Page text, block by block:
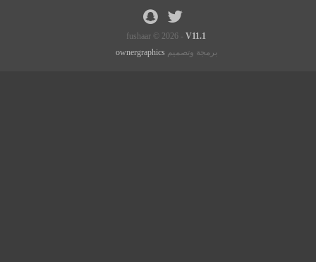
fushaar © 2026 - V11.1
برمجة وتصميم ownergraphics